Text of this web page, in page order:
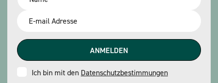
Email
Consent
Ich bin mit den Datenschutzbestimmungen